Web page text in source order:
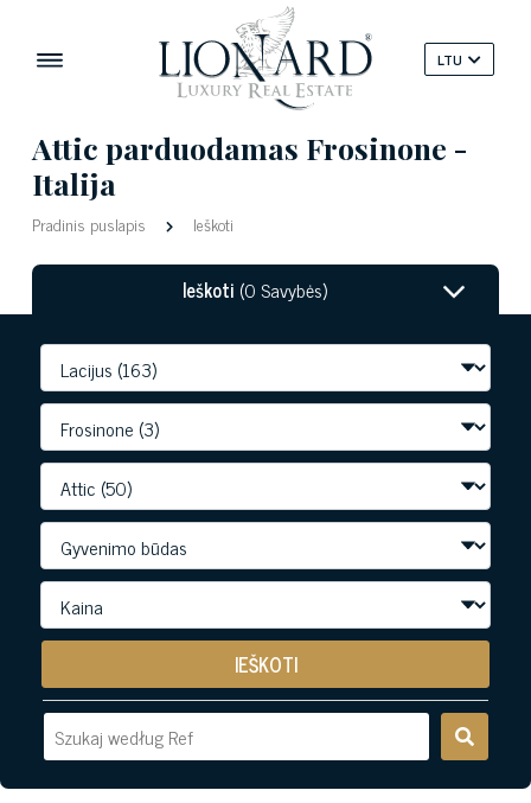
LTU
Attic parduodamas Frosinone -
Italija
Pradinis puslapis Ieškoti
Ieškoti (0 Savybės)
IEŠKOTI